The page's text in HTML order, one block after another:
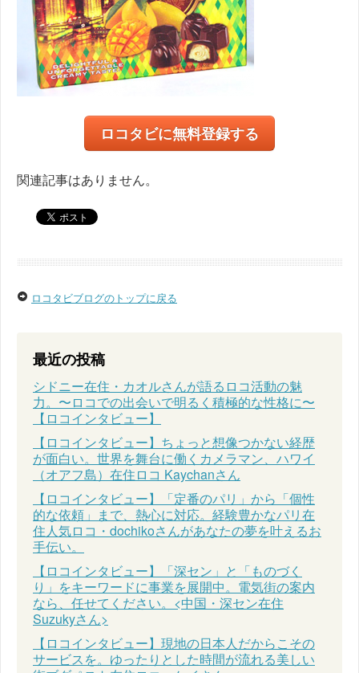
ロコタビに無料登録する
関連記事はありません。
ロコタビブログのトップに戻る
最近の投稿
シドニー在住・カオルさんが語るロコ活動の魅
力。〜ロコでの出会いで明るく積極的な性格に〜
【ロコインタビュー】
【ロコインタビュー】ちょっと想像つかない経歴
が面白い。世界を舞台に働くカメラマン、ハワイ
（オアフ島）在住ロコ Kaychanさん
【ロコインタビュー】「定番のパリ」から「個性
的な依頼」まで、熱心に対応。経験豊かなパリ在
住人気ロコ・dochikoさんがあなたの夢を叶えるお
手伝い。
【ロコインタビュー】「深セン」と「ものづく
り」をキーワードに事業を展開中。電気街の案内
なら、任せてください。<中国・深セン在住
Suzukyさん>
【ロコインタビュー】現地の日本人だからこその
サービスを。ゆったりとした時間が流れる美しい